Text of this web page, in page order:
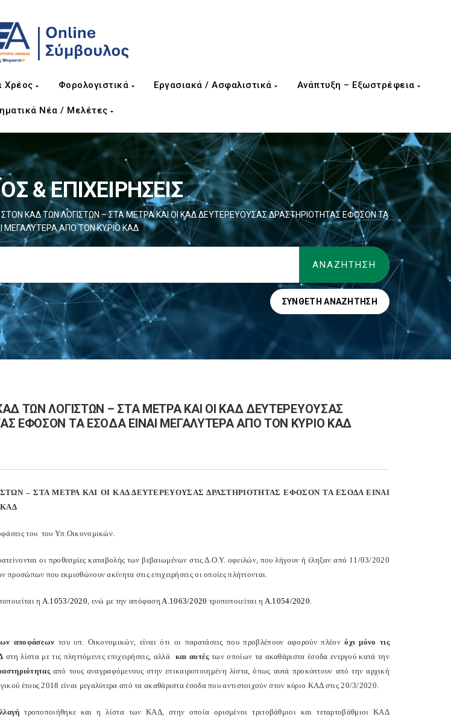
Χρέος Φορολογιστικά Εργασιακά / Ασφαλιστικά Ανάπτυξη – Εξωστρέφεια
Νέα / Μελέτες
& ΕΠΙΧΕΙΡΗΣΕΙΣ
ΚΑΔ ΤΩΝ ΛΟΓΙΣΤΩΝ – ΣΤΑ ΜΕΤΡΑ ΚΑΙ ΟΙ ΚΑΔ ΔΕΥΤΕΡΕΥΟΥΣΑΣ ΔΡΑΣΤΗΡΙΟΤΗΤΑΣ ΕΦΟΣΟΝ ΤΑ
ΜΕΓΑΛΥΤΕΡΑ ΑΠΟ ΤΟΝ ΚΥΡΙΟ ΚΑΔ
ΣΎΝΘΕΤΗ ΑΝΑΖΉΤΗΣΗ
ΤΩΝ ΛΟΓΙΣΤΩΝ – ΣΤΑ ΜΕΤΡΑ ΚΑΙ ΟΙ ΚΑΔ ΔΕΥΤΕΡΕΥΟΥΣΑΣ
ΕΦΟΣΟΝ ΤΑ ΕΣΟΔΑ ΕΙΝΑΙ ΜΕΓΑΛΥΤΕΡΑ ΑΠΟ ΤΟΝ ΚΥΡΙΟ ΚΑΔ
– ΣΤΑ ΜΕΤΡΑ ΚΑΙ ΟΙ ΚΑΔ ΔΕΥΤΕΡΕΥΟΥΣΑΣ ΔΡΑΣΤΗΡΙΟΤΗΤΑΣ ΕΦΟΣΟΝ ΤΑ ΕΣΟΔΑ ΕΙΝΑΙ
του του Υπ.Οικονομικών.
οι προθεσμί­ες καταβολής των βεβαιωμένων στις Δ.Ο.Υ. οφειλών, που λήγουν ή έληξαν από 11/03/2020
που εκμισθώνουν ακίνητα στις επιχειρήσεις οι οποίες πλήττονται.
η Α.1053/2020, ενώ με την απόφασηΑ.1063/2020 τροποποιείται η Α.1054/2020.
αποφάσεων του υπ. Οικονομικών, είναι ότι οι παρατάσεις που προβλέπουν αφορούν πλέονόχι μόνο τις
στη λίστα με τις πληττόμενες επιχειρήσεις, αλλά και αυτέςτων οποίων τα ακαθάριστα έσοδα ενεργού κατά την
από τους αναγραφόμενους στην επικαιροποιημένη λίστα, όπως αυτά προκύπτουν από την αρχική
έτους 2018 είναι μεγαλύτερα από τα ακαθάριστα έσοδα που αντιστοιχούν στον κύριο ΚΑΔ στις 20/3/2020.
τροποποιήθηκε και η λίστα των ΚΑΔ, στην οποία ορισμένοι τριτοβάθμιοι και τεταρτοβάθμιοι ΚΑΔ